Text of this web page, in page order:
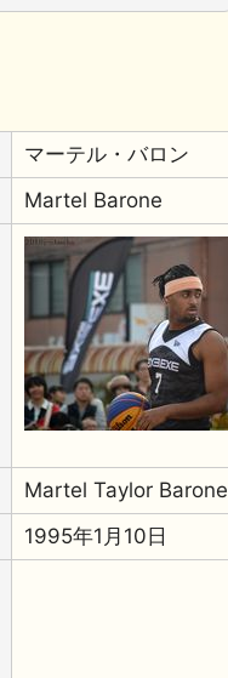
マーテル・バロン
Martel Barone
Martel Taylor Barone
1995年1月10日